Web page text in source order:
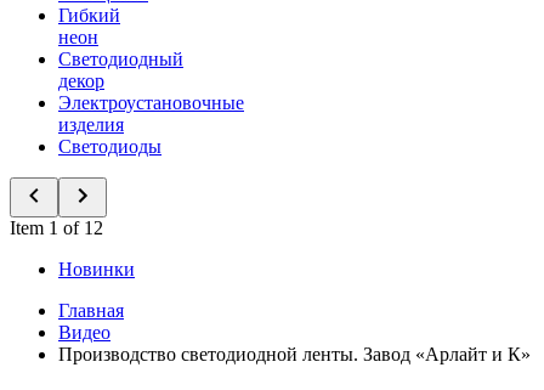
Гибкий
неон
Светодиодный
декор
Электроустановочные
изделия
Светодиоды
Item 1 of 12
Новинки
Главная
Видео
Производство светодиодной ленты. Завод «Арлайт и К»